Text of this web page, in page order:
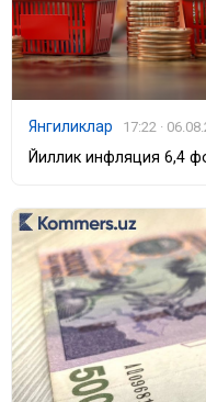
Янгиликлар 17:22 ·
Йиллик инфляция 6,4